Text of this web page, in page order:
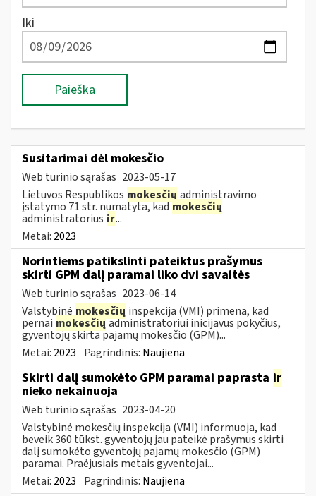
Iki
Paieška
Susitarimai dėl mokesčio
Web turinio sąrašas 2023-05-17
Lietuvos Respublikos mokesčių administravimo
įstatymo 71 str. numatyta, kadmokesčių
administratorius ir...
Metai: 2023
Norintiems patikslinti pateiktus prašymus
skirti GPM dalį paramai liko dvi savaitės
Web turinio sąrašas 2023-06-14
Valstybinė mokesčių inspekcija (VMI) primena, kad
pernai mokesčiųadministratoriui inicijavus pokyčius,
gyventojų skirta pajamų mokesčio (GPM)...
Metai: 2023 Pagrindinis: Naujiena
Skirti dalį sumokėto GPM paramai paprasta ir
nieko nekainuoja
Web turinio sąrašas 2023-04-20
Valstybinė mokesčių inspekcija (VMI) informuoja, kad
beveik 360 tūkst. gyventojų jau pateikė prašymus skirti
dalį sumokėto gyventojų pajamų mokesčio (GPM)
paramai. Praėjusiais metais gyventojai...
Metai: 2023 Pagrindinis: Naujiena